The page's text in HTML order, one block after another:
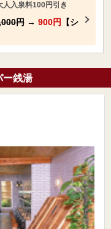
人入泉料100円引き
円 → 900円
【シ
ー銭湯